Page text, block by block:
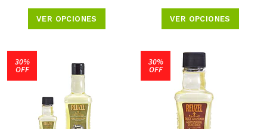
VER OPCIONES VER OPCIONES
30%
OFF
30%
OFF